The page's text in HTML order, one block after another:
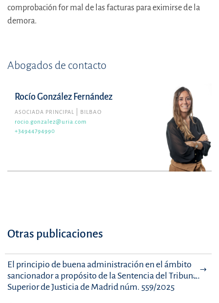
comprobación for mal de las facturas para eximirse de la
demora.
Abogados de contacto
Rocío González Fernández
ASOCIADA PRINCIPAL
BILBAO
rocio.gonzalez@uria.com
+34944794990
Otras publicaciones
El principio de buena administración en el ámbito
sancionador a propósito de la Sentencia del Tribunal
Superior de Justicia de Madrid núm. 559/2025